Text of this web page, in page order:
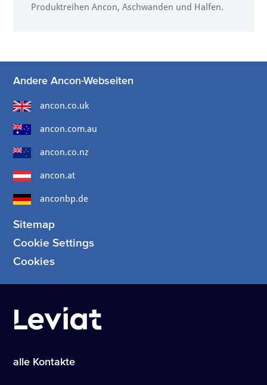
Produktreihen Ancon, Aschwanden und Halfen.
Andere Ancon-Webseiten
ancon.co.uk
ancon.com.au
ancon.co.nz
ancon.at
anconbp.de
Sitemap
Cookie Settings
Cookies
alle Kontakte